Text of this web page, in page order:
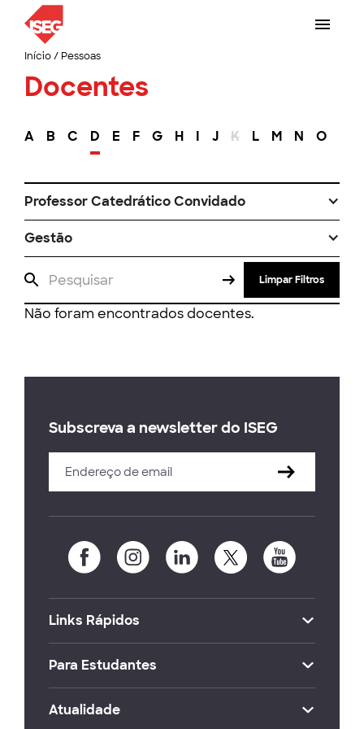
Início/ Pessoas
Docentes
A B C D E F G H I J K L M N O
Professor Catedrático Convidado
Gestão
Limpar Filtros
Não foram encontrados docentes.
Subscreva a newsletter do ISEG
Links Rápidos
Para Estudantes
Atualidade